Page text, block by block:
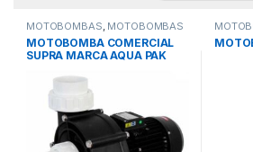
BEBEDEROS (0)
CISTERNAS
PISCINAS(180)
MOTOBOMBAS, MOTOBOMBAS
COMERCIALES, PISCINAS
MOTOBOMBA COMERCIAL
SUPRA MARCA AQUA PAK